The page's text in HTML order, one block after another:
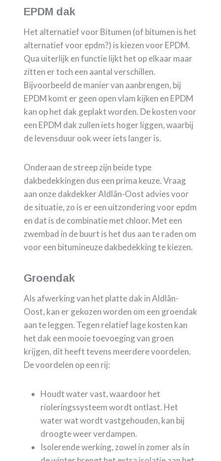
EPDM dak
Het alternatief voor Bitumen (of bitumen is het
alternatief voor epdm?) is kiezen voor EPDM.
Qua uiterlijk en functie lijkt het op elkaar maar
zitten er toch een aantal verschillen.
Bijvoorbeeld de manier van aanbrengen, bij
EPDM komt er geen open vlam kijken en EPDM
kan op het dak geplakt worden. De kosten voor
een EPDM dak zullen iets hoger liggen, waarbij
de levensduur ook weer iets langer is.
Onderaan de streep zijn beide type
dakbedekkingen dus een prima keuze. Vraag
aan onze dakdekker Aldlân-Oost advies voor
de situatie, zo is er een uitzondering voor epdm
en dat is de combinatie met chloor. Met een
zwembad in de buurt is het dus aan te raden om
voor een bitumineuze dakbedekking te kiezen.
Groendak
Als afwerking van het platte dak in Aldlân-
Oost, kan er gekozen worden om een groendak
aan te leggen. Tegen relatief lage kosten kan
het dak een mooie toevoeging van groen
krijgen, dit heeft tevens meerdere voordelen.
De voordelen op een rij:
Houdt water vast, waardoor het
rioleringssysteem wordt ontlast. Het
water wat wordt vastgehouden, kan bij
droogte weer verdampen.
Isolerende werking, zowel in zomer als in